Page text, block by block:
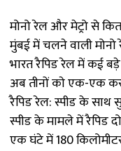
मोनो रेल और मेट्रो से
मुंबई में चलने वाली
भारत रैपिड रेल में कई
अब तीनों काे एक-एक
रैपिड रेल: स्पीड के साथ
स्पीड के मामले में रैपिड
एक घंटे में 180